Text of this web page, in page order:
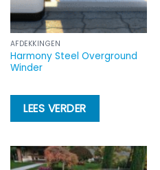
AFDEKKINGEN
Harmony Steel Overground
Winder
LEES VERDER